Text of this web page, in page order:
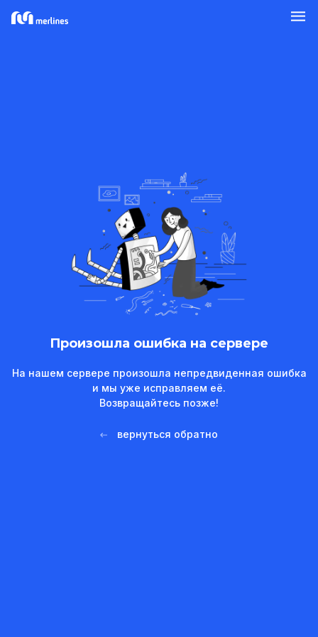
Произошла ошибка на сервере
На нашем сервере произошла непредвиденная ошибка
и мы уже исправляем её.
Возвращайтесь позже!
вернуться обратно